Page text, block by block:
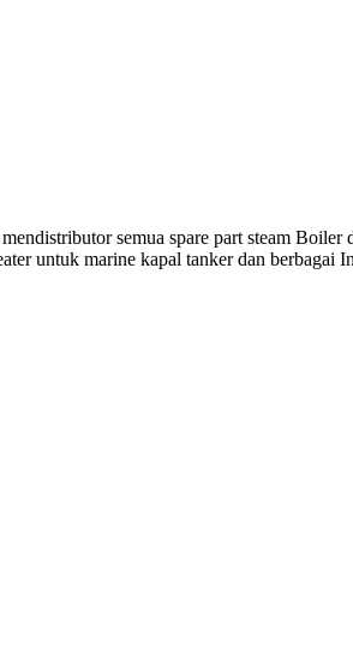
semua spare part steam
untuk marine kapal tanker dan